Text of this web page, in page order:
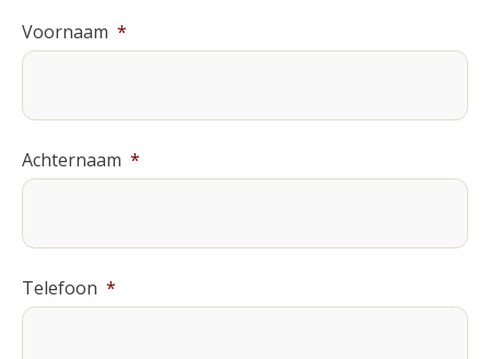
Voornaam *
Achternaam *
Telefoon *